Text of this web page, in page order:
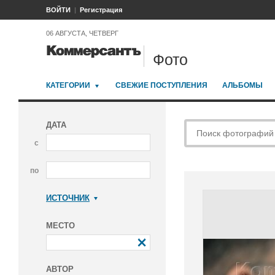
ВОЙТИ Регистрация
06 АВГУСТА, ЧЕТВЕРГ
Фото
КАТЕГОРИИ СВЕЖИЕ ПОСТУПЛЕНИЯ АЛЬБОМЫ
ДАТА
с
по
ИСТОЧНИК
МЕСТО
АВТОР